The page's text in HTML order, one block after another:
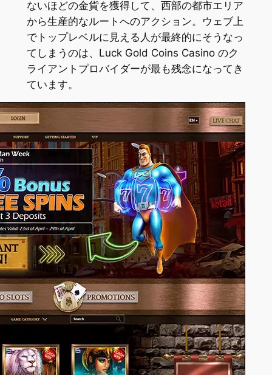
ないほどの金貨を獲得して、西部の都市エリア
から生産的なルートへのアクション。ウェブ上
でトップレベルに見える人が最終的にそうなっ
てしまうのは、Luck Gold Coins Casino のク
ライアントプロバイダーが最も残念になってき
ています。